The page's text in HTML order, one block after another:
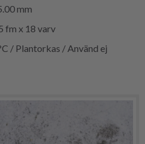
mm
fm x 18 varv
/ Plantorkas / Använd ej